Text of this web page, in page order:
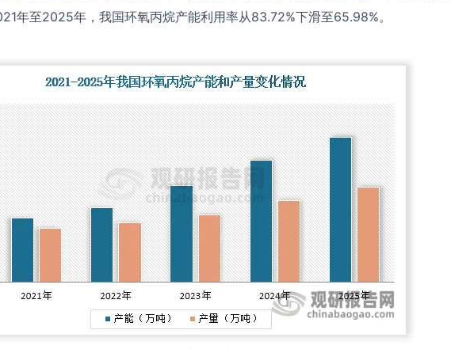
年至2025年，我国环氧丙烷产能利用率从83.72%下滑至65.98%。